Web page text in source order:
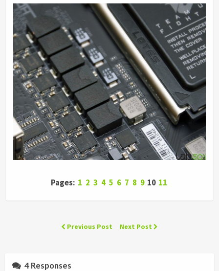
Pages: 1 2 3 4 5 6 7 8 9 10 11
Previous Post Next Post
4 Responses